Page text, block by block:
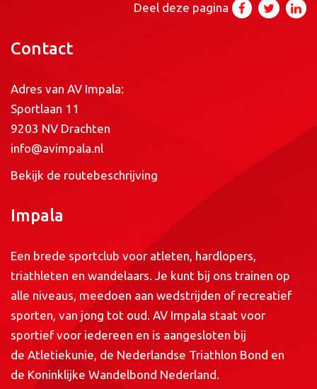
Deel deze pagina
Contact
Adres van AV Impala:
Sportlaan 11
9203 NV Drachten
info@avimpala.nl
Bekijk de routebeschrijving
Impala
Een brede sportclub voor atleten, hardlopers,
triathleten en wandelaars. Je kunt bij ons trainen op
alle niveaus, meedoen aan wedstrijden of recreatief
sporten, van jong tot oud. AV Impala staat voor
sportief voor iedereen en is aangesloten bij
de Atletiekunie, de Nederlandse Triathlon Bond en
de Koninklijke Wandelbond Nederland.